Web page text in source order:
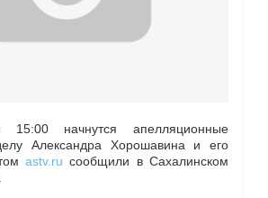
начнутся апелляционные
Александра Хорошавина и его
astv.ru сообщили в Сахалинском